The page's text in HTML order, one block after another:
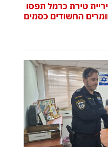
טירת כרמל תפסו
החשודים כסמים